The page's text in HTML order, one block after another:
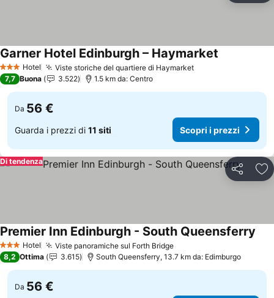
3 StelleHotel Viste storiche del quartiere di HaymarketScopri i prezzi
Garner Hotel Edinburgh – Haymarket
7,7 Buona 3.522 1.5 km da: Centro
Da 56 €
Guarda i prezzi di 11 siti Scopri i prezzi
Condividi
Di tendenza
3 StelleHotel Viste panoramiche sul Forth BridgeScopri i prezzi
Premier Inn Edinburgh - South Queensferry
8,2 Ottima 3.615 South Queensferry, 13.7 km da: Edimburgo
Da 56 €